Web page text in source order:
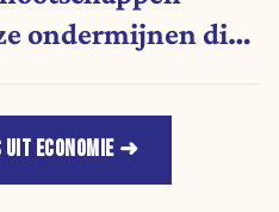
ondermijnen die
ECONOMIE